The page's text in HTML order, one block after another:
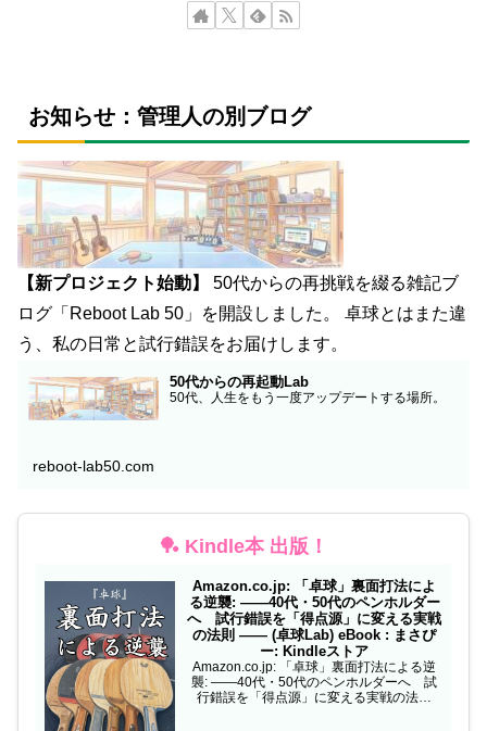
お知らせ：管理人の別ブログ
【新プロジェクト始動】
50代からの再挑戦を綴る雑記ブ
ログ「Reboot Lab 50」を開設しました。 卓球とはまた違
う、私の日常と試行錯誤をお届けします。
50代からの再起動Lab
50代、人生をもう一度アップデートする場所。
reboot-lab50.com
🏓 Kindle本 出版！
Amazon.co.jp: 「卓球」裏面打法によ
る逆襲: ——40代・50代のペンホルダー
へ 試行錯誤を「得点源」に変える実戦
の法則 —— (卓球Lab) eBook : まさぴ
ー: Kindleストア
Amazon.co.jp: 「卓球」裏面打法による逆
襲: ——40代・50代のペンホルダーへ 試
行錯誤を「得点源」に変える実戦の法則